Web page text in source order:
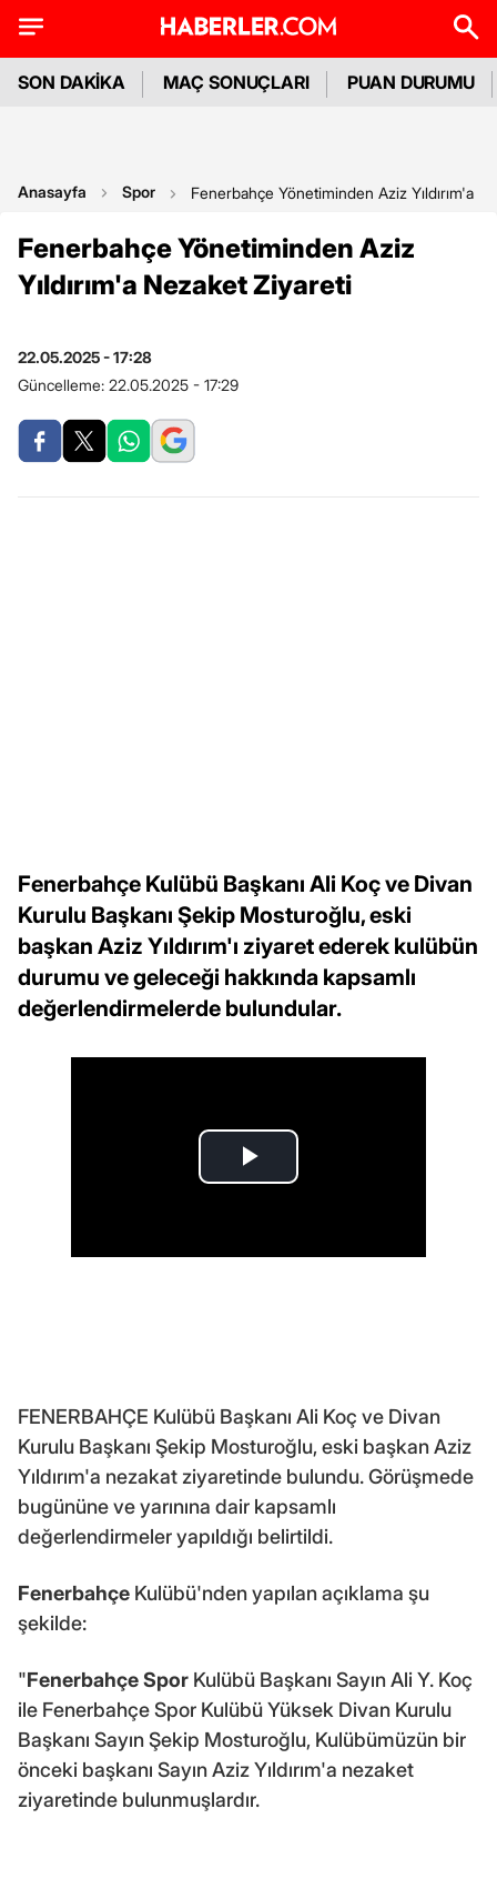
SON DAKİKA MAÇ SONUÇLARI PUAN DURUMU
Anasayfa Spor Fenerbahçe Yönetiminden Aziz Yıldırım'a
Fenerbahçe Yönetiminden Aziz
Yıldırım'a Nezaket Ziyareti
22.05.2025 - 17:28
Güncelleme: 22.05.2025 - 17:29
Fenerbahçe Kulübü Başkanı Ali Koç ve Divan
Kurulu Başkanı Şekip Mosturoğlu, eski
başkan Aziz Yıldırım'ı ziyaret ederek kulübün
durumu ve geleceği hakkında kapsamlı
değerlendirmelerde bulundular.
FENERBAHÇE Kulübü Başkanı Ali Koç ve Divan
Kurulu Başkanı Şekip Mosturoğlu, eski başkan Aziz
Yıldırım'a nezakat ziyaretinde bulundu. Görüşmede
bugününe ve yarınına dair kapsamlı
değerlendirmeler yapıldığı belirtildi.
Fenerbahçe Kulübü'nden yapılan açıklama şu
şekilde:
"FenerbahçeSpor Kulübü Başkanı Sayın Ali Y. Koç
ile Fenerbahçe Spor Kulübü Yüksek Divan Kurulu
Başkanı Sayın Şekip Mosturoğlu, Kulübümüzün bir
önceki başkanı Sayın Aziz Yıldırım'a nezaket
ziyaretinde bulunmuşlardır.